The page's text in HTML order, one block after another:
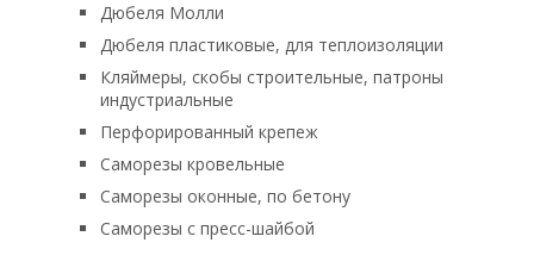
Дюбеля Молли
Дюбеля пластиковые, для теплоизоляции
Кляймеры, скобы строительные, патроны
индустриальные
Перфорированный крепеж
Саморезы кровельные
Саморезы оконные, по бетону
Саморезы с пресс-шайбой